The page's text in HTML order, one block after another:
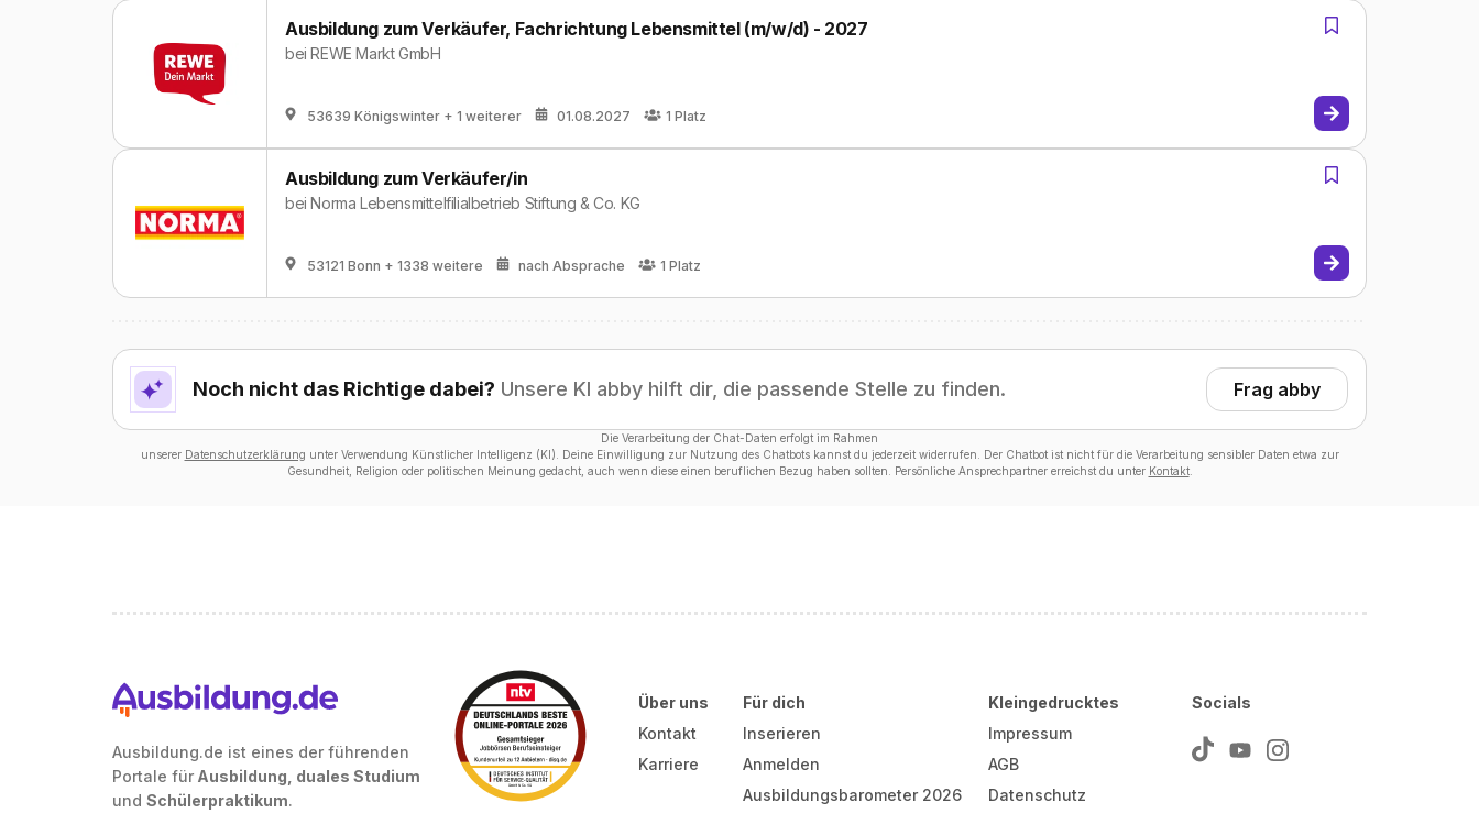
Ausbildung zum Verkäufer, Fachrichtung Lebensmittel (m/w/d) - 2027
beiREWE Markt GmbH
53639 Königswinter + 1 weiterer 01.08.2027 1 Platz
Ausbildung zum Verkäufer/in
beiNorma Lebensmittelfilialbetrieb Stiftung & Co. KG
53121 Bonn + 1338 weitere nach Absprache 1 Platz
Noch nicht das Richtige dabei? Unsere KI abby hilft dir, die passende Stelle zu finden. Frag abby
Die Verarbeitung der Chat-Daten erfolgt im Rahmen
unserer Datenschutzerklärung unter Verwendung Künstlicher Intelligenz (KI). Deine Einwilligung zur Nutzung des Chatbots kannst du jederzeit widerrufen. Der Chatbot ist nicht für die Verarbeitung sensibler Daten etwa zur
Gesundheit, Religion oder politischen Meinung gedacht, auch wenn diese einen beruflichen Bezug haben sollten. Persönliche Ansprechpartner erreichst du unter Kontakt.
Ausbildung.de ist eines der führenden
Portale für Ausbildung, duales Studium
und Schülerpraktikum.
Über uns
Kontakt
Karriere
Für dich
Inserieren
Anmelden
Ausbildungsbarometer 2026
Kleingedrucktes
Impressum
AGB
Datenschutz
Socials